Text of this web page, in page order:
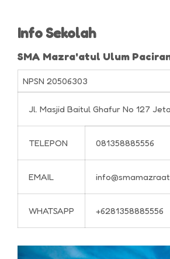
Info Sekolah
SMA Mazra'atul Ulum
NPSN 20506303
Jl. Masjid Baitul Ghafur No 127
TELEPON 081358885556
EMAIL
WHATSAPP +6281358885556